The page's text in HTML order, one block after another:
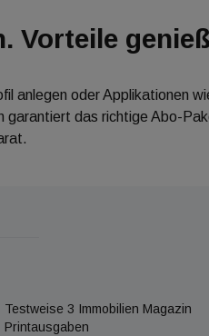
ihnen, dass diese stimmige
Vorteile
anlegen oder Applikationen
garantiert das richtige Abo-
Testweise 3 Immobilien Magazin
Printausgaben